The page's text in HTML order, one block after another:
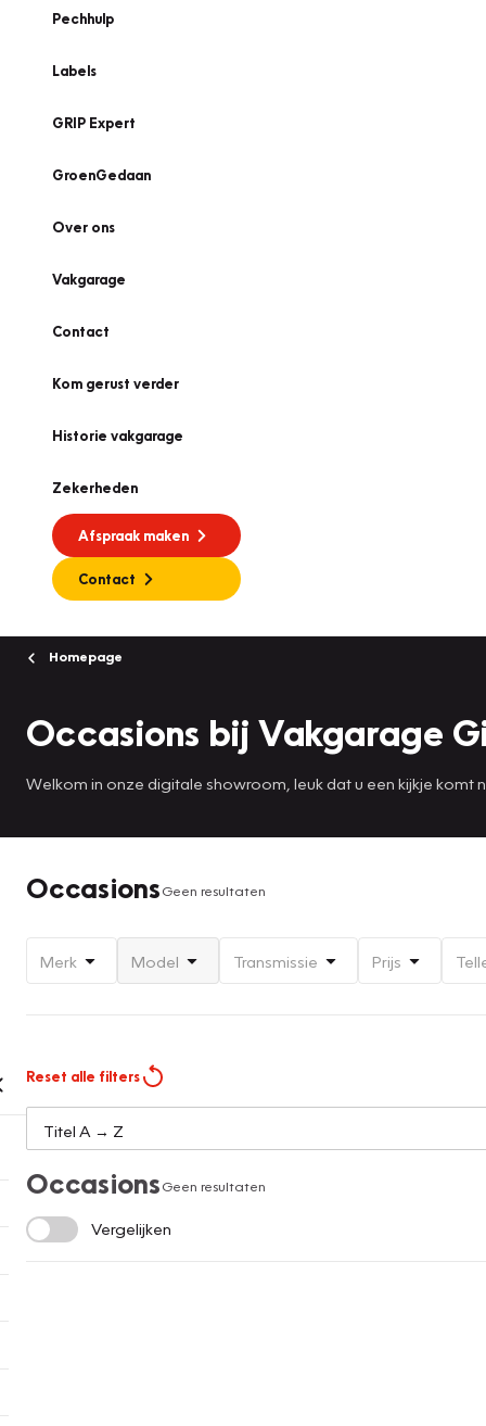
Pechhulp
Labels
GRIP Expert
GroenGedaan
Over ons
Vakgarage
Contact
Kom gerust verder
Historie vakgarage
Zekerheden
Afspraak maken
Contact
Homepage
Occasions bij Vakgarage
Welkom in onze digitale showroom, leuk dat u een kijkje komt
OccasionsGeen resultaten
Merk Model Transmissie Prijs
Reset alle filters
OccasionsGeen resultaten
Vergelijken